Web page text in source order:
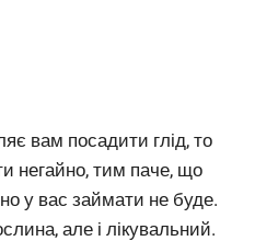
вам посадити глід, то
негайно, тим паче, що
у вас займати не буде.
але і лікувальний.